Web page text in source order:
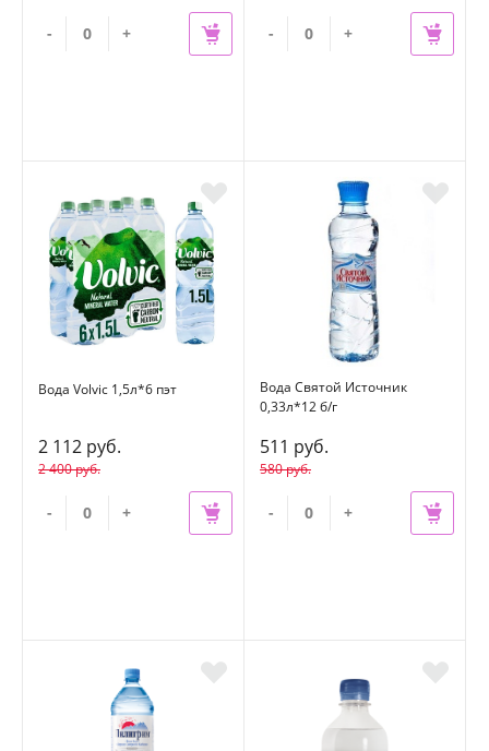
- + - +
Вода Volvic 1,5л*6 пэт
2 112 руб.
2 400 руб.
- +
Вода Святой Источник
0,33л*12 б/г
511 руб.
580 руб.
- +